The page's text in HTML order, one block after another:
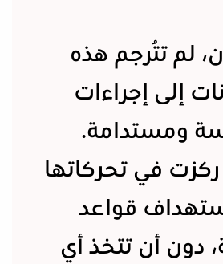
لم تُترجم هذه
إلى إجراءات
ومستدامة.
في تحركاتها
قواعد
دون أن تتخذ أي